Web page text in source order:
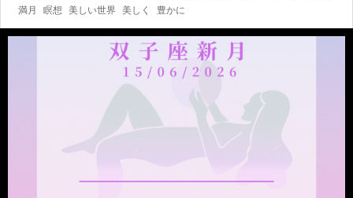
満月
瞑想 美しい世界 美しく 豊かに